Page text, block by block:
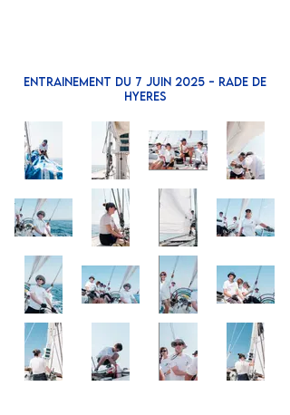
ENTRAINEMENT DU 7 JUIN 2025 - RADE DE
HYERES